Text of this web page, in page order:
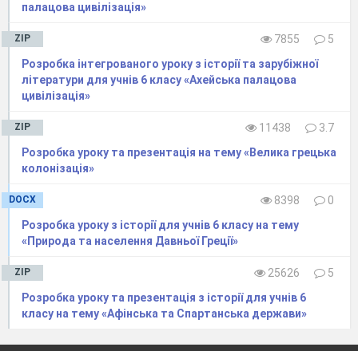
палацова цивілізація»
ZIP 7855
5
Розробка інтегрованого уроку з історії та зарубіжної
літератури для учнів 6 класу «Ахейська палацова
цивілізація»
ZIP 11438
3.7
Розробка уроку та презентація на тему «Велика грецька
колонізація»
DOCX 8398
0
Розробка уроку з історії для учнів 6 класу на тему
«Природа та населення Давньої Греції»
ZIP 25626
5
Розробка уроку та презентація з історії для учнів 6
класу на тему «Афінська та Спартанська держави»